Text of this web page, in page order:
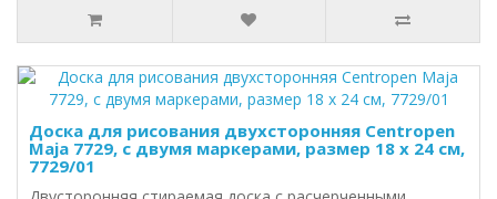
Доска для рисования двухсторонняя Centropen
Maja 7729, с двумя маркерами, размер 18 x 24 см,
7729/01